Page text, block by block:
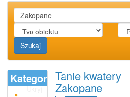
Szukaj
Kategoria
Ukryj
Tanie kwatery
Zakopane